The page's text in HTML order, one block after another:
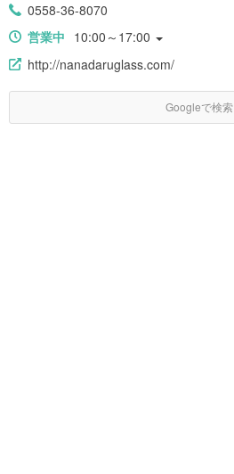
0558-36-8070
営業中 10:00～17:00
http://nanadaruglass.com/
Googleで検索